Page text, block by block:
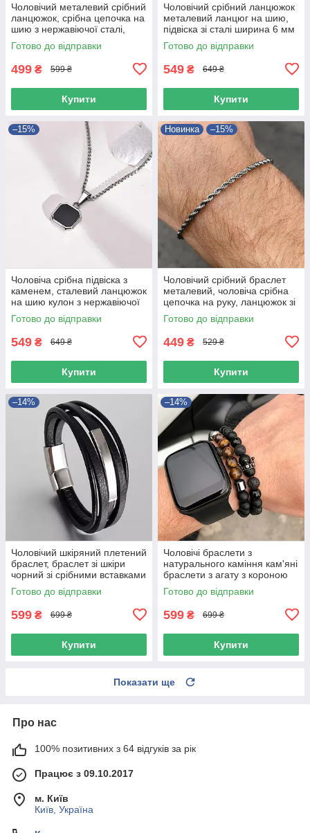
Чоловічий металевий срібний
ланцюжок, срібна цепочка на
шию з нержавіючої сталі,
підвіска Бісмарк 4 мм
Готово до відправки
499 ₴ 599 ₴
Купити
Чоловічий срібний ланцюжок
металевий ланцюг на шию,
підвіска зі сталі ширина 6 мм
Готово до відправки
549 ₴ 649 ₴
Купити
–15%
Чоловіча срібна підвіска з
каменем, сталевий ланцюжок
на шию кулон з нержавіючої
сталі
Готово до відправки
549 ₴ 649 ₴
Купити
Новинка –15%
Чоловічий срібний браслет
металевий, чоловіча срібна
цепочка на руку, ланцюжок зі
сталі 3 мм
Готово до відправки
449 ₴ 529 ₴
Купити
–14%
Чоловічий шкіряний плетений
браслет, браслет зі шкіри
чорний зі срібними вставками
Готово до відправки
599 ₴ 699 ₴
Купити
–14%
Чоловічі браслети з
натурального каміння кам'яні
браслети з агату з короною
набір
Готово до відправки
599 ₴ 699 ₴
Купити
Показати ще
Про нас
100% позитивних з 64 відгуків за рік
Працює з 09.10.2017
м. Київ
Київ, Україна